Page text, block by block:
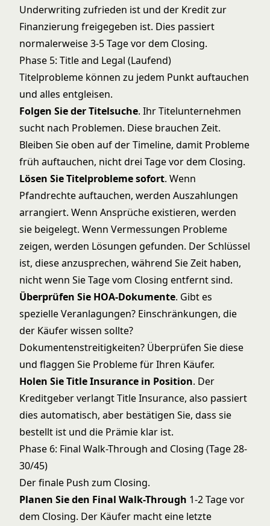
Underwriting zufrieden ist und der Kredit zur
Finanzierung freigegeben ist. Dies passiert
normalerweise 3-5 Tage vor dem Closing.
Phase 5: Title and Legal (Laufend)
Titelprobleme können zu jedem Punkt auftauchen
und alles entgleisen.
Folgen Sie der Titelsuche. Ihr Titelunternehmen
sucht nach Problemen. Diese brauchen Zeit.
Bleiben Sie oben auf der Timeline, damit Probleme
früh auftauchen, nicht drei Tage vor dem Closing.
Lösen Sie Titelprobleme sofort. Wenn
Pfandrechte auftauchen, werden Auszahlungen
arrangiert. Wenn Ansprüche existieren, werden
sie beigelegt. Wenn Vermessungen Probleme
zeigen, werden Lösungen gefunden. Der Schlüssel
ist, diese anzusprechen, während Sie Zeit haben,
nicht wenn Sie Tage vom Closing entfernt sind.
Überprüfen Sie HOA-Dokumente. Gibt es
spezielle Veranlagungen? Einschränkungen, die
der Käufer wissen sollte?
Dokumentenstreitigkeiten? Überprüfen Sie diese
und flaggen Sie Probleme für Ihren Käufer.
Holen Sie Title Insurance in Position. Der
Kreditgeber verlangt Title Insurance, also passiert
dies automatisch, aber bestätigen Sie, dass sie
bestellt ist und die Prämie klar ist.
Phase 6: Final Walk-Through and Closing (Tage 28-
30/45)
Der finale Push zum Closing.
Planen Sie den Final Walk-Through 1-2 Tage vor
dem Closing. Der Käufer macht eine letzte